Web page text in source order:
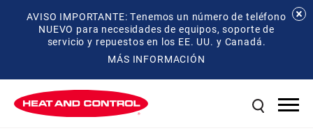
AVISO IMPORTANTE: Tenemos un número de teléfono
NUEVO para necesidades de equipos, soporte de
servicio y repuestos en los EE. UU. y Canadá.
MÁS INFORMACIÓN